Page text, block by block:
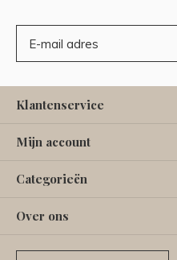
Klantenservice
Mijn account
Categorieën
Over ons